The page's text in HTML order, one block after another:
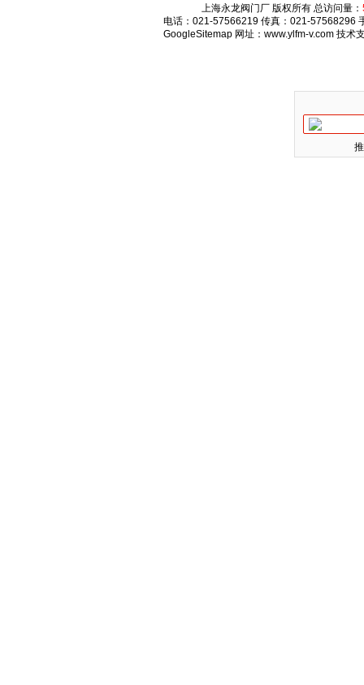
上海永龙阀门厂 版权所有 总访问量：
电话：021-57566219 传真：021-57568296
GoogleSitemap网址：www.ylfm-v.com 技术